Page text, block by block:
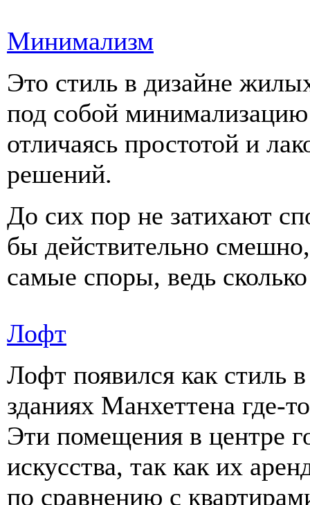
Минимализм
Это стиль в дизайне
под собой
отличаясь простотой и
решений.
До сих пор не затихают
бы действительно
самые споры, ведь
Лофт
Лофт появился как стиль
зданиях Манхеттена где-
Эти помещения в центре
искусства, так как их
по сравнению с